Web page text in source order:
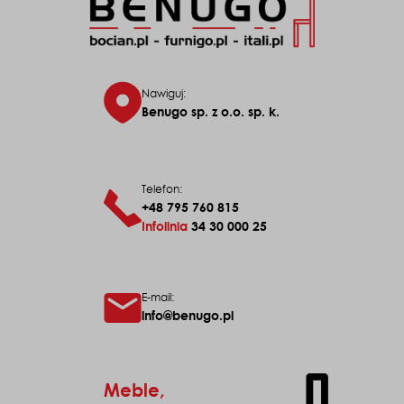
Nawiguj:
Benugo sp. z o.o. sp. k.
Telefon:
+48 795 760 815
Infolinia34 30 000 25
E-mail:
info@benugo.pl
Meble,